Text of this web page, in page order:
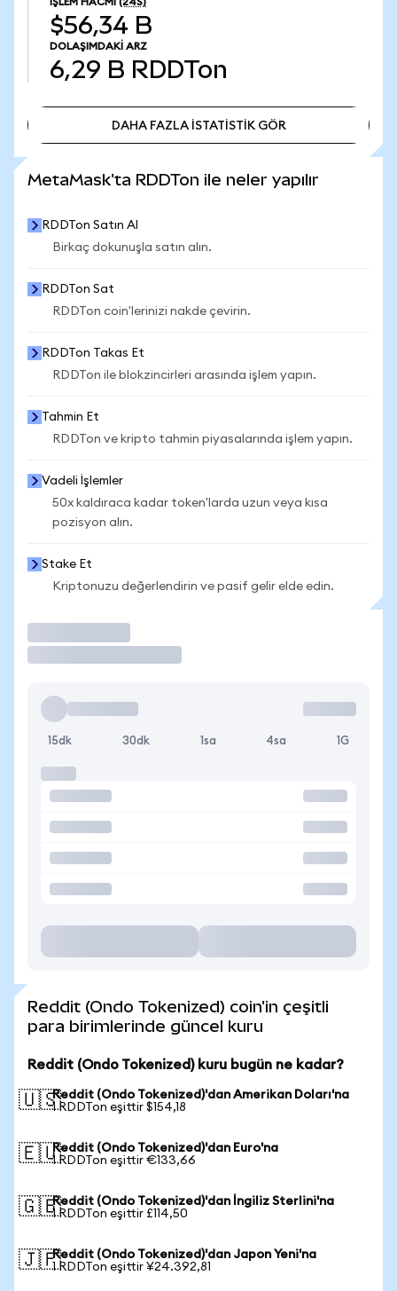
$56,34 B
DOLAŞIMDAKI ARZ
6,29 B RDDTon
DAHA FAZLA İSTATİSTİK GÖR
MetaMask'ta RDDTon ile neler yapılır
RDDTon Satın Al
Birkaç dokunuşla satın alın.
RDDTon Sat
RDDTon coin'lerinizi nakde çevirin.
RDDTon Takas Et
RDDTon ile blokzincirleri arasında işlem yapın.
Tahmin Et
RDDTon ve kripto tahmin piyasalarında işlem yapın.
Vadeli İşlemler
50x kaldıraca kadar token'larda uzun veya kısa
pozisyon alın.
Stake Et
Kriptonuzu değerlendirin ve pasif gelir elde edin.
15dk 30dk 1sa 4sa 1G
Reddit (Ondo Tokenized) coin'in çeşitli
para birimlerinde güncel kuru
Reddit (Ondo Tokenized) kuru bugün ne kadar?
🇺🇸Reddit (Ondo Tokenized)'dan Amerikan Doları'na
1 RDDTon eşittir $154,18
🇪🇺Reddit (Ondo Tokenized)'dan Euro'na
1 RDDTon eşittir €133,66
🇬🇧Reddit (Ondo Tokenized)'dan İngiliz Sterlini'na
1 RDDTon eşittir £114,50
🇯🇵Reddit (Ondo Tokenized)'dan Japon Yeni'na
1 RDDTon eşittir ¥24.392,81